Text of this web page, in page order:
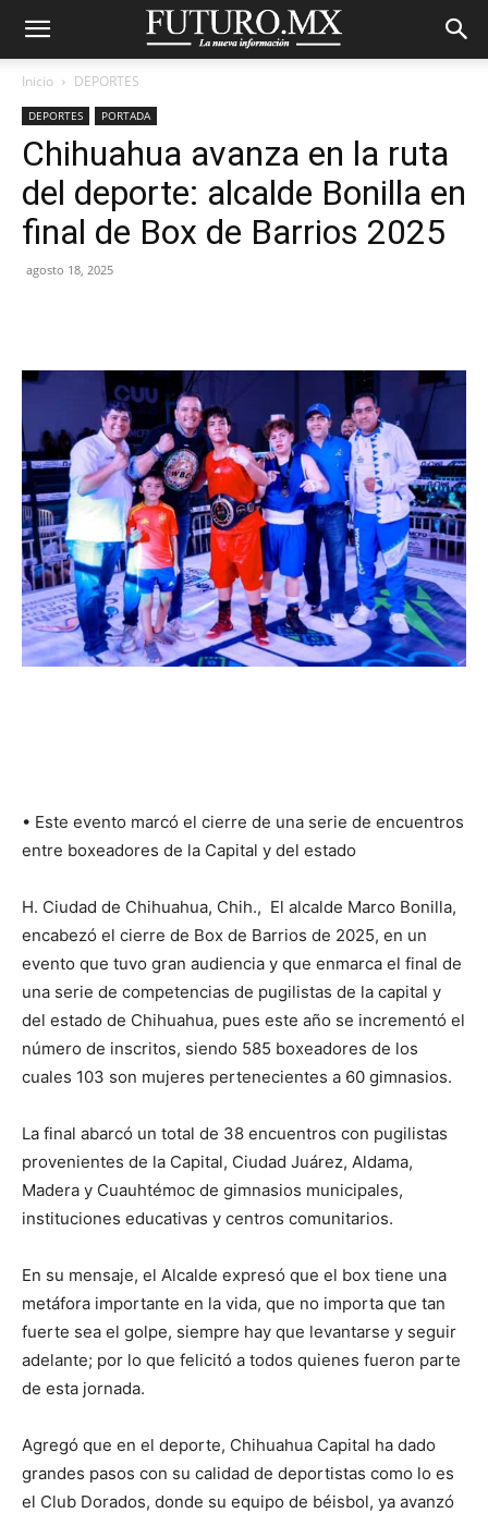
Inicio DEPORTES
DEPORTES PORTADA
Chihuahua avanza en la ruta
del deporte: alcalde Bonilla en
final de Box de Barrios 2025
agosto 18, 2025
•⁠ ⁠Este evento marcó el cierre de una serie de encuentros
entre boxeadores de la Capital y del estado
H. Ciudad de Chihuahua, Chih., El alcalde Marco Bonilla,
encabezó el cierre de Box de Barrios de 2025, en un
evento que tuvo gran audiencia y que enmarca el final de
una serie de competencias de pugilistas de la capital y
del estado de Chihuahua, pues este año se incrementó el
número de inscritos, siendo 585 boxeadores de los
cuales 103 son mujeres pertenecientes a 60 gimnasios.
La final abarcó un total de 38 encuentros con pugilistas
provenientes de la Capital, Ciudad Juárez, Aldama,
Madera y Cuauhtémoc de gimnasios municipales,
instituciones educativas y centros comunitarios.
En su mensaje, el Alcalde expresó que el box tiene una
metáfora importante en la vida, que no importa que tan
fuerte sea el golpe, siempre hay que levantarse y seguir
adelante; por lo que felicitó a todos quienes fueron parte
de esta jornada.
Agregó que en el deporte, Chihuahua Capital ha dado
grandes pasos con su calidad de deportistas como lo es
el Club Dorados, donde su equipo de béisbol, ya avanzó